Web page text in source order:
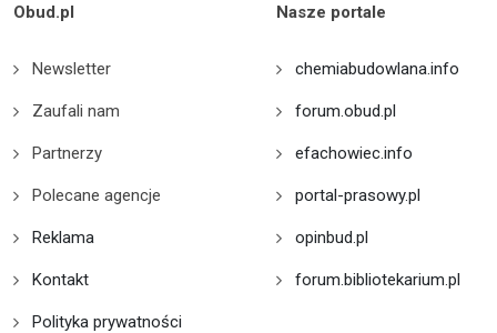
Obud.pl
Newsletter
Zaufali nam
Partnerzy
Polecane agencje
Reklama
Kontakt
Polityka prywatności
Nasze portale
chemiabudowlana.info
forum.obud.pl
efachowiec.info
portal-prasowy.pl
opinbud.pl
forum.bibliotekarium.pl